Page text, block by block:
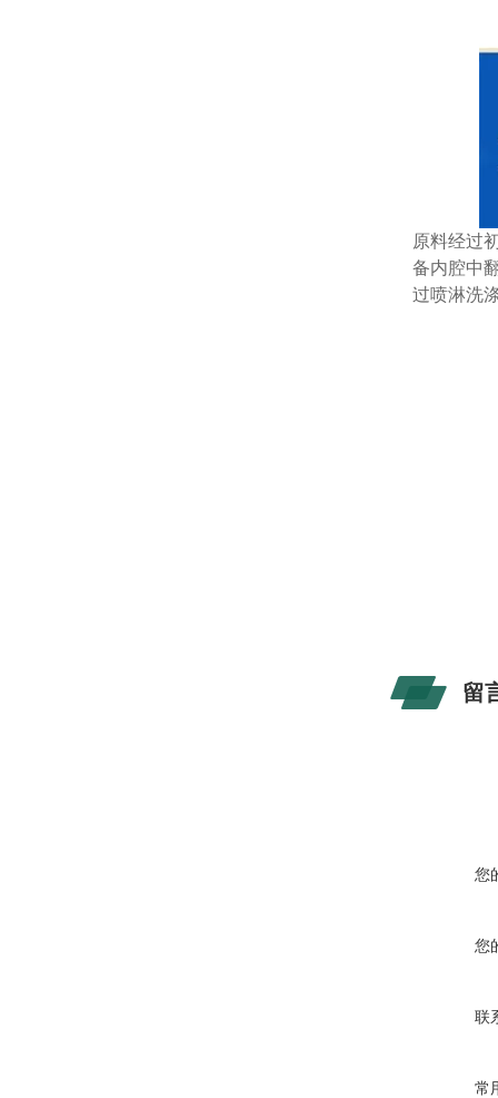
原料经过
备内腔中
过喷淋洗
留
您
您
联
常